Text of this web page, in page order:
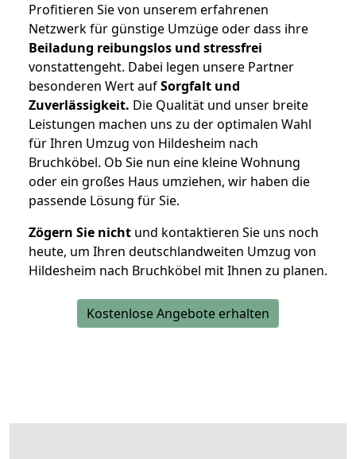
Profitieren Sie von unserem erfahrenen
Netzwerk für günstige Umzüge oder dass ihre
Beiladung reibungslos und stressfrei
vonstattengeht. Dabei legen unsere Partner
besonderen Wert aufSorgfalt und
Zuverlässigkeit. Die Qualität und unser breite
Leistungen machen uns zu der optimalen Wahl
für Ihren Umzug von Hildesheim nach
Bruchköbel. Ob Sie nun eine kleine Wohnung
oder ein großes Haus umziehen, wir haben die
passende Lösung für Sie.
Zögern Sie nicht und kontaktieren Sie uns noch
heute, um Ihren deutschlandweiten Umzug von
Hildesheim nach Bruchköbel mit Ihnen zu planen.
Kostenlose Angebote erhalten